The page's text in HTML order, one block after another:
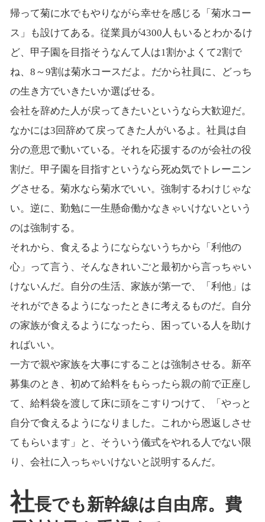
帰って菊に水でもやりながら幸せを感じる「菊水コー
ス」も設けてある。従業員が4300人もいるとわかるけ
ど、甲子園を目指そうなんて人は1割かよくて2割で
ね、8～9割は菊水コースだよ。だから社員に、どっち
の生き方でいきたいか選ばせる。
会社を辞めた人が戻ってきたいというなら大歓迎だ。
なかには3回辞めて戻ってきた人がいるよ。社員は自
分の意思で動いている。それを応援するのが会社の役
割だ。甲子園を目指すというなら死ぬ気でトレーニン
グさせる。菊水なら菊水でいい。強制するわけじゃな
い。逆に、勤勉に一生懸命働かなきゃいけないという
のは強制する。
それから、食えるようにならないうちから「利他の
心」って言う、そんなきれいごと最初から言っちゃい
けないんだ。自分の生活、家族が第一で、「利他」は
それができるようになったときに考えるものだ。自分
の家族が食えるようになったら、困っている人を助け
ればいい。
一方で親や家族を大事にすることは強制させる。新卒
募集のとき、初めて給料をもらったら親の前で正座し
て、給料袋を渡して床に頭をこすりつけて、「やっと
自分で食えるようになりました。これから恩返しさせ
てもらいます」と、そういう儀式をやれる人でない限
り、会社に入っちゃいけないと説明するんだ。
社長でも新幹線は自由席。費